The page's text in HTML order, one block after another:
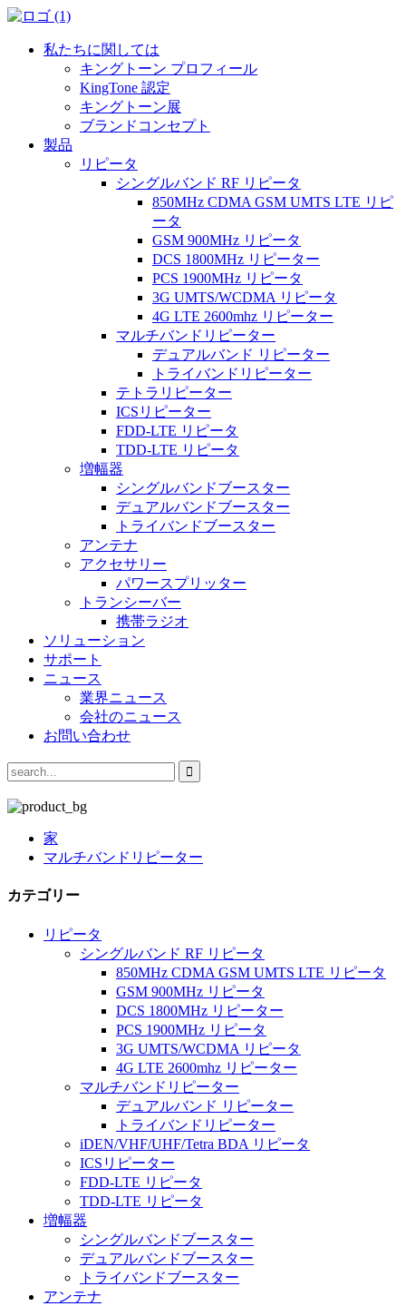
私たちに関しては
キングトーン プロフィール
KingTone 認定
キングトーン展
ブランドコンセプト
製品
リピータ
シングルバンド RF リピータ
850MHz CDMA GSM UMTS LTE リピ
ータ
GSM 900MHz リピータ
DCS 1800MHz リピーター
PCS 1900MHz リピータ
3G UMTS/WCDMA リピータ
4G LTE 2600mhz リピーター
マルチバンドリピーター
デュアルバンド リピーター
トライバンドリピーター
テトラリピーター
ICSリピーター
FDD-LTE リピータ
TDD-LTE リピータ
増幅器
シングルバンドブースター
デュアルバンドブースター
トライバンドブースター
アンテナ
アクセサリー
パワースプリッター
トランシーバー
携帯ラジオ
ソリューション
サポート
ニュース
業界ニュース
会社のニュース
お問い合わせ
家
マルチバンドリピーター
カテゴリー
リピータ
シングルバンド RF リピータ
850MHz CDMA GSM UMTS LTE リピータ
GSM 900MHz リピータ
DCS 1800MHz リピーター
PCS 1900MHz リピータ
3G UMTS/WCDMA リピータ
4G LTE 2600mhz リピーター
マルチバンドリピーター
デュアルバンド リピーター
トライバンドリピーター
iDEN/VHF/UHF/Tetra BDA リピータ
ICSリピーター
FDD-LTE リピータ
TDD-LTE リピータ
増幅器
シングルバンドブースター
デュアルバンドブースター
トライバンドブースター
アンテナ